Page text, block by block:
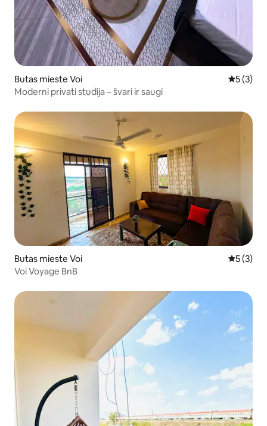
Butas mieste Voi Vidutinis
5 (3)
Moderni privati studija – švari ir saugi
Butas mieste Voi Vidutinis
5 (3)
Voi Voyage BnB